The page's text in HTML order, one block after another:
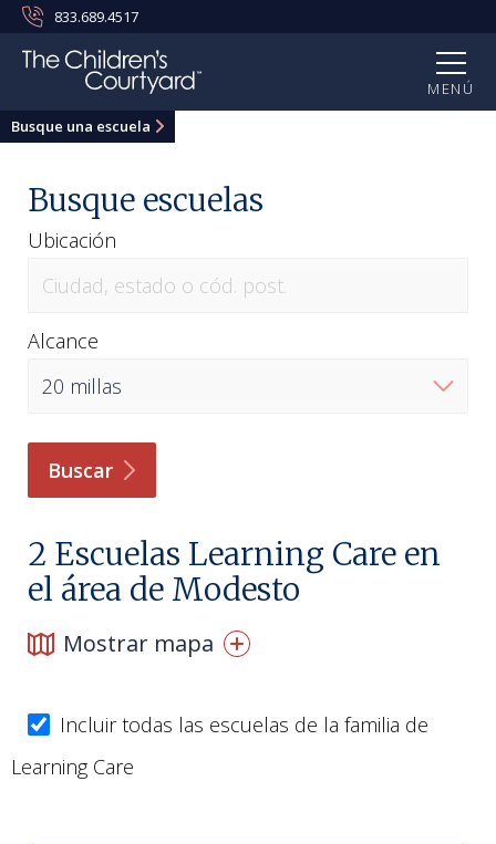
833.689.4517
MENÚ
Busque una escuela
Busque escuelas
Ubicación
Alcance
Buscar
2 Escuelas Learning Care en
el área de Modesto
Mostrar mapa
Incluir todas las escuelas de la familia de
Learning Care